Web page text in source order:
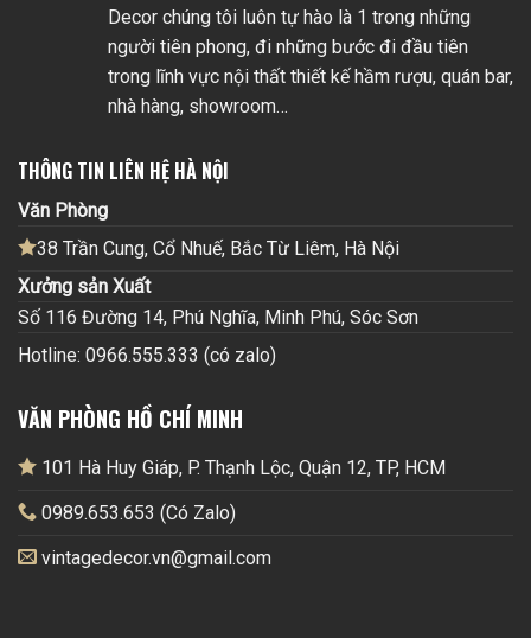
Decor chúng tôi luôn tự hào là 1 trong những
người tiên phong, đi những bước đi đầu tiên
trong lĩnh vực nội thất thiết kế hầm rượu, quán bar,
nhà hàng, showroom…
THÔNG TIN LIÊN HỆ HÀ NỘI
Văn Phòng
38 Trần Cung, Cổ Nhuế, Bắc Từ Liêm, Hà Nội
Xưởng sản Xuất
Số 116 Đường 14, Phú Nghĩa, Minh Phú, Sóc Sơn
Hotline: 0966.555.333 (có zalo)
VĂN PHÒNG HỒ CHÍ MINH
101 Hà Huy Giáp, P. Thạnh Lộc, Quận 12, TP, HCM
0989.653.653 (Có Zalo)
vintagedecor.vn@gmail.com